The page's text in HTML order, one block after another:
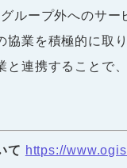
ループ外へのサー
協業を積極的に取
と連携することで
て https://